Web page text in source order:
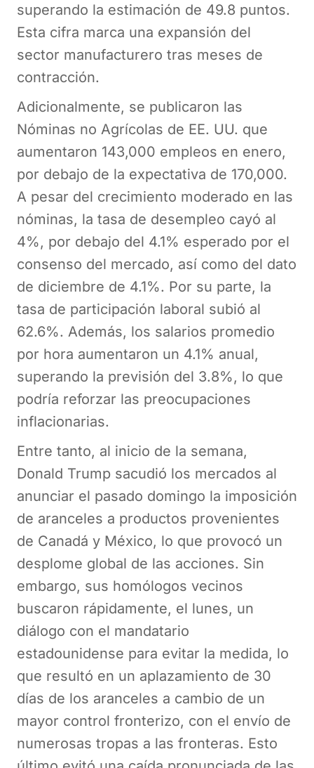
superando la estimación de 49.8 puntos.
Esta cifra marca una expansión del
sector manufacturero tras meses de
contracción.
Adicionalmente, se publicaron las
Nóminas no Agrícolas de EE. UU. que
aumentaron 143,000 empleos en enero,
por debajo de la expectativa de 170,000.
A pesar del crecimiento moderado en las
nóminas, la tasa de desempleo cayó al
4%, por debajo del 4.1% esperado por el
consenso del mercado, así como del dato
de diciembre de 4.1%. Por su parte, la
tasa de participación laboral subió al
62.6%. Además, los salarios promedio
por hora aumentaron un 4.1% anual,
superando la previsión del 3.8%, lo que
podría reforzar las preocupaciones
inflacionarias.
Entre tanto, al inicio de la semana,
Donald Trump sacudió los mercados al
anunciar el pasado domingo la imposición
de aranceles a productos provenientes
de Canadá y México, lo que provocó un
desplome global de las acciones. Sin
embargo, sus homólogos vecinos
buscaron rápidamente, el lunes, un
diálogo con el mandatario
estadounidense para evitar la medida, lo
que resultó en un aplazamiento de 30
días de los aranceles a cambio de un
mayor control fronterizo, con el envío de
numerosas tropas a las fronteras. Esto